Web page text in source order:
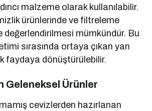
malzeme olarak kullanılabilir.
ürünlerinde ve filtreleme
değerlendirilmesi mümkündür. Bu
sırasında ortaya çıkan yan
faydaya dönüştürülebilir.
Geleneksel Ürünler
cevizlerden hazırlanan